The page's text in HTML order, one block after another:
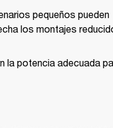
pequeños pueden
los montajes
la potencia adecuada